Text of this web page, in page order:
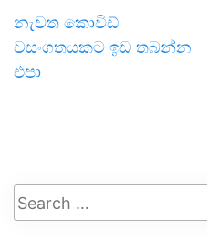
නැවත කොවිඩ්
වසංගතයකට ඉඩ තබන්න
එපා